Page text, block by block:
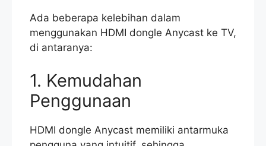
Ada beberapa kelebihan dalam
menggunakan HDMI dongle Anycast ke TV,
di antaranya:
1. Kemudahan
Penggunaan
HDMI dongle Anycast memiliki antarmuka